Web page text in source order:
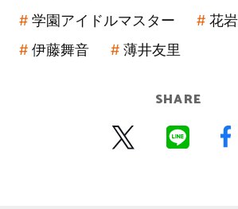
学園アイドルマスター
花
伊藤舞音
薄井友里
SHARE